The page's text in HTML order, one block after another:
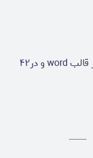
خلاصه کتاب بهداشت روانی سعید شاملو در قالب word و در۴۲